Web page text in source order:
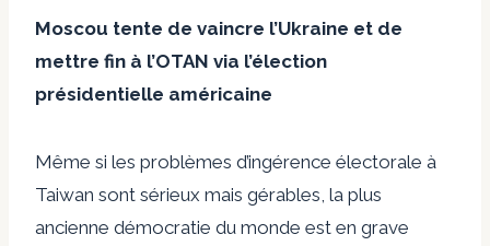
Moscou tente de vaincre l’Ukraine et de
mettre fin à l’OTAN via l’élection
présidentielle américaine
Même si les problèmes d’ingérence électorale à
Taiwan sont sérieux mais gérables, la plus
ancienne démocratie du monde est en grave